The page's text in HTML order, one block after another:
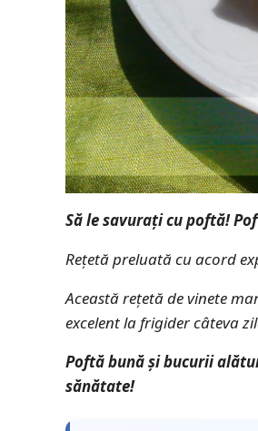
Să le savurați cu poftă!
Rețetă preluată cu acord
Această rețetă de vinete
excelent la frigider câteva
Poftă bună și bucurii
sănătate!